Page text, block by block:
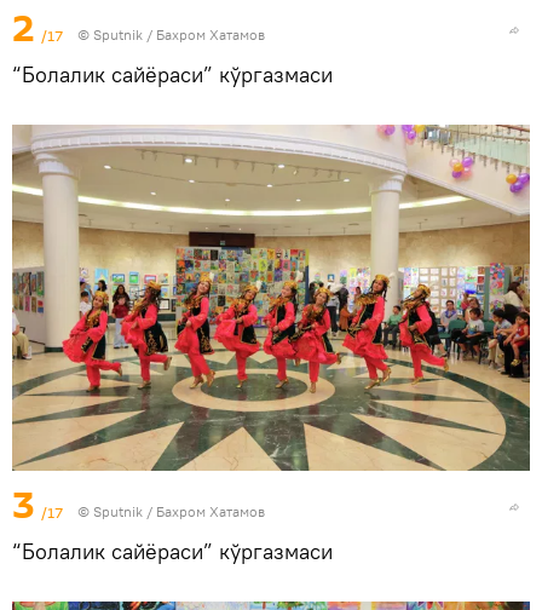
2 /17 © Sputnik / Бахром Хатамов
“Болалик сайёраси” кўргазмаси
3 /17 © Sputnik / Бахром Хатамов
“Болалик сайёраси” кўргазмаси